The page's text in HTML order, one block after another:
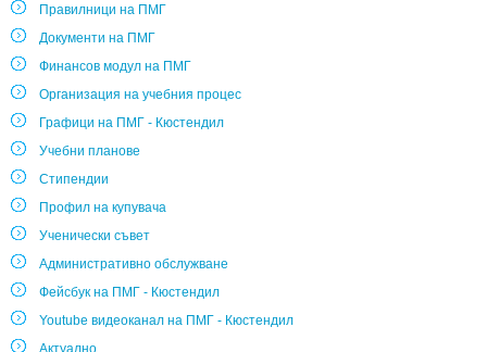
Правилници на ПМГ
Документи на ПМГ
Финансов модул на ПМГ
Организация на учебния процес
Графици на ПМГ - Кюстендил
Учебни планове
Стипендии
Профил на купувача
Ученически съвет
Административно обслужване
Фейсбук на ПМГ - Кюстендил
Youtube видеоканал на ПМГ - Кюстендил
Актуално